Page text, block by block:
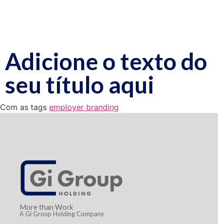
Adicione o texto do
seu título aqui
Com as tags employer branding
More than Work
A Gi Group Holding Company